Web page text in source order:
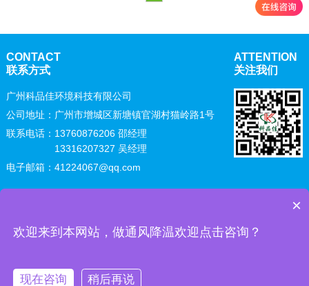
CONTACT
联系方式
广州科品佳环境科技有限公司
公司地址：广州市增城区新塘镇官湖村猫岭路1号
联系电话： 13760876206 邵经理
13316207327 吴经理
电子邮箱：41224067@qq.com
ATTENTION
关注我们
ICP备19092069号 网站地图
×
欢迎来到本网站，做通风降温欢迎点击咨询？
现在咨询 稍后再说